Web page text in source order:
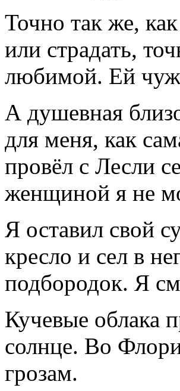
Точно так же,
или страдать,
любимой. Ей
А душевная
для меня, как
провёл с Лесли
женщиной я не
Я оставил свой
кресло и сел в
подбородок. Я
Кучевые облака
солнце. Во
грозам.